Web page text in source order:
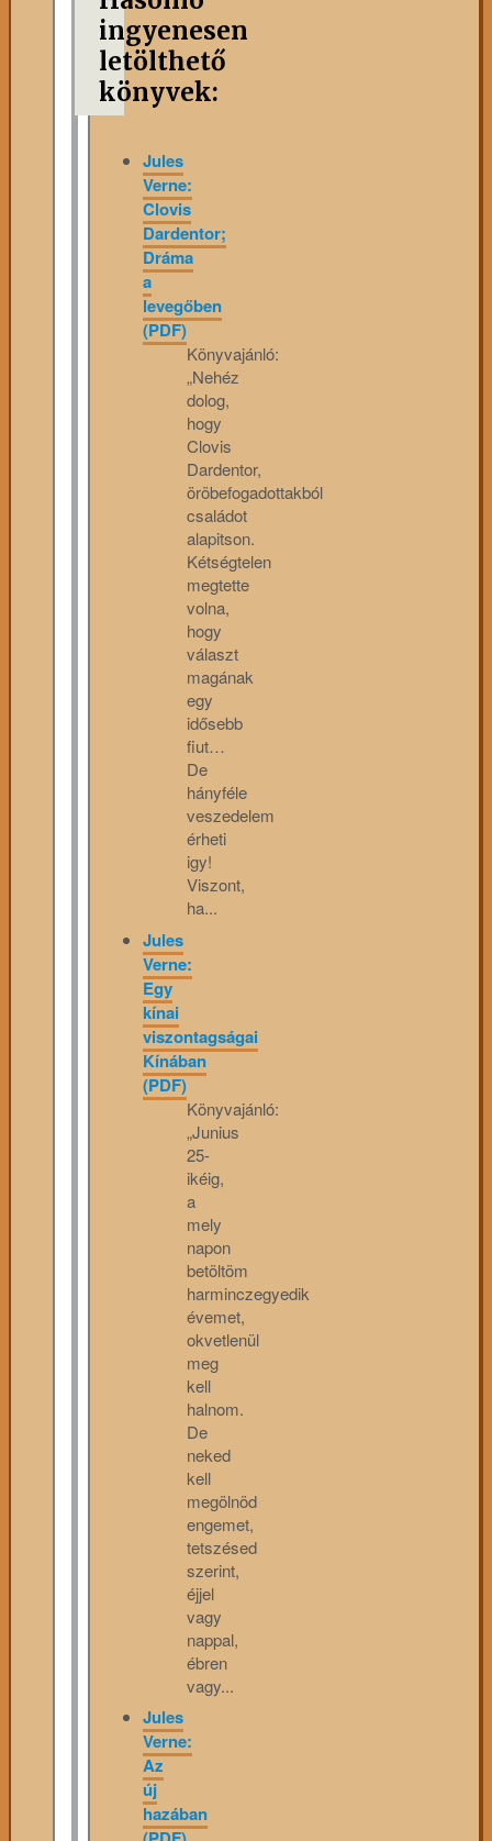
ingyenesen
letölthető
könyvek:
Jules
Verne:
Clovis
Dardentor;
Dráma
a
levegőben
(PDF)
Könyvajánló:
„Nehéz
dolog,
hogy
Clovis
Dardentor,
öröbefogadottakból
családot
alapitson.
Kétségtelen
megtette
volna,
hogy
választ
magának
egy
idősebb
fiut…
De
hányféle
veszedelem
érheti
igy!
Viszont,
ha...
Jules
Verne:
Egy
kínai
viszontagságai
Kínában
(PDF)
Könyvajánló:
„Junius
25-
ikéig,
a
mely
napon
betöltöm
harminczegyedik
évemet,
okvetlenül
meg
kell
halnom.
De
neked
kell
megölnöd
engemet,
tetszésed
szerint,
éjjel
vagy
nappal,
ébren
vagy...
Jules
Verne:
Az
új
hazában